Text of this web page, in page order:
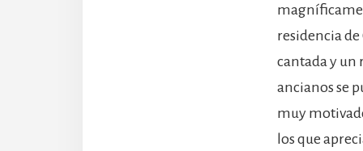
residencia
cantada y un
ancianos se
muy
los que